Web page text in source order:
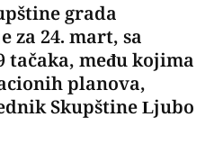
grada
za 24. mart, sa
tačaka, među kojima
planova,
Skupštine Ljubo